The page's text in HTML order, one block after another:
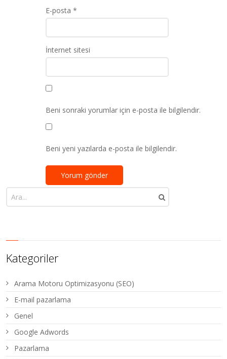
E-posta*
İnternet sitesi
Beni sonraki yorumlar için e-posta ile bilgilendir.
Beni yeni yazılarda e-posta ile bilgilendir.
Kategoriler
Arama Motoru Optimizasyonu (SEO)
E-mail pazarlama
Genel
Google Adwords
Pazarlama